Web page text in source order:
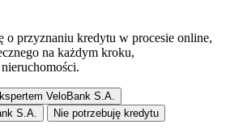
o przyznaniu kredytu w procesie online,
na każdym kroku,
VeloBank S.A.
S.A.
Nie potrzebuję kredytu